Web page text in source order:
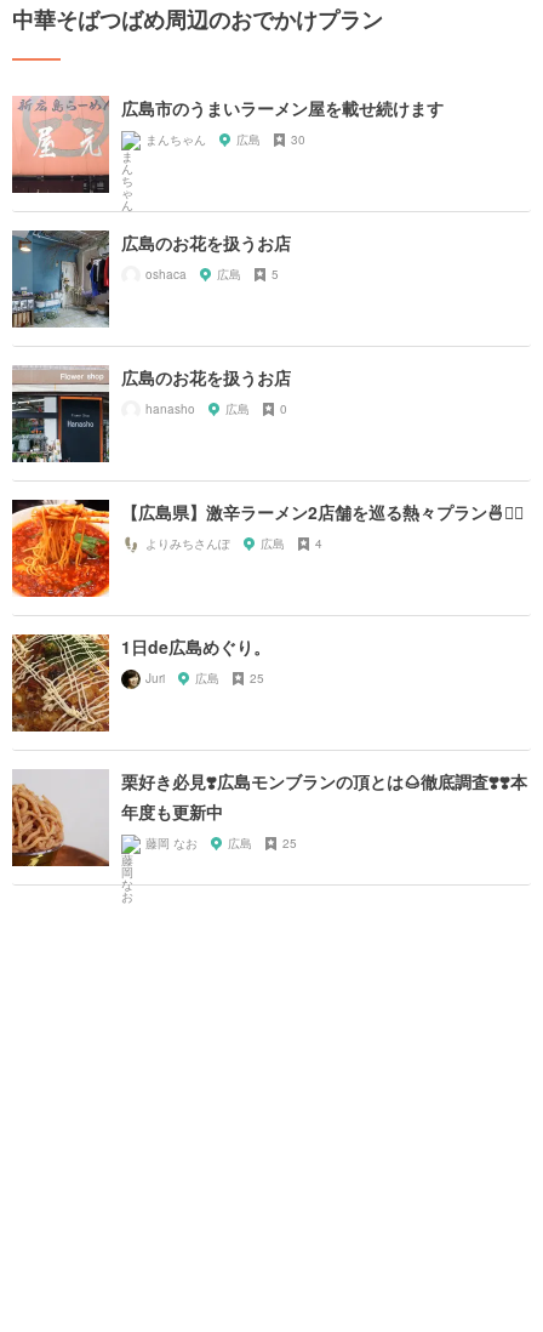
中華そばつばめ周辺のおでかけプラン
広島市のうまいラーメン屋を載せ続けます
まんちゃん 広島 30
広島のお花を扱うお店
oshaca 広島 5
広島のお花を扱うお店
hanasho 広島 0
【広島県】激辛ラーメン2店舗を巡る熱々プラン🍜❤️‍🔥
よりみちさんぽ 広島 4
1日de広島めぐり。
Juri 広島 25
栗好き必見❣️広島モンブランの頂とは🌰徹底調査❣️❣️本
年度も更新中
藤岡 なお 広島 25